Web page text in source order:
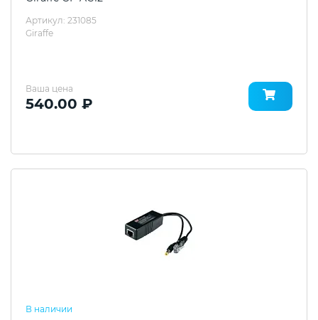
Артикул: 231085
Giraffe
Ваша цена
540.00 ₽
В наличии